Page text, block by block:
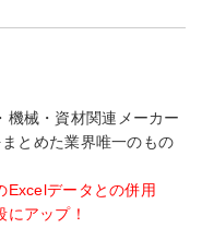
機械・資材関連メーカー
とめた業界唯一のもの
Excelデータとの併用
にアップ！